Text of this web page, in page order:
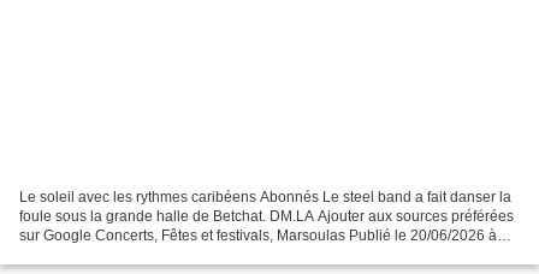
Le soleil avec les rythmes caribéens Abonnés Le steel band a fait danser la
foule sous la grande halle de Betchat. DM.LA Ajouter aux sources préférées
sur Google Concerts, Fêtes et festivals, Marsoulas Publié le 20/06/2026 à